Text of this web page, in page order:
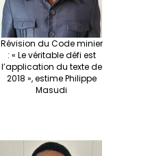
Révision du Code minier
: « Le véritable défi est
l’application du texte de
2018 », estime Philippe
Masudi